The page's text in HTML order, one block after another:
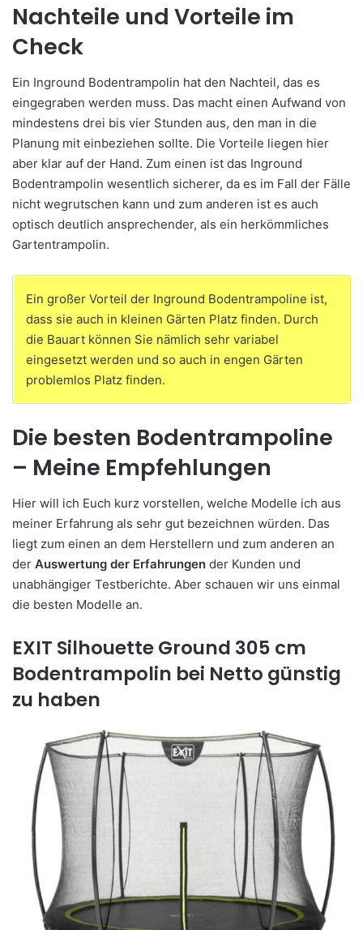
Nachteile und Vorteile im
Check
Ein Inground Bodentrampolin hat den Nachteil, das es
eingegraben werden muss. Das macht einen Aufwand von
mindestens drei bis vier Stunden aus, den man in die
Planung mit einbeziehen sollte. Die Vorteile liegen hier
aber klar auf der Hand. Zum einen ist das Inground
Bodentrampolin wesentlich sicherer, da es im Fall der Fälle
nicht wegrutschen kann und zum anderen ist es auch
optisch deutlich ansprechender, als ein herkömmliches
Gartentrampolin.
Ein großer Vorteil der Inground Bodentrampoline ist,
dass sie auch in kleinen Gärten Platz finden. Durch
die Bauart können Sie nämlich sehr variabel
eingesetzt werden und so auch in engen Gärten
problemlos Platz finden.
Die besten Bodentrampoline
– Meine Empfehlungen
Hier will ich Euch kurz vorstellen, welche Modelle ich aus
meiner Erfahrung als sehr gut bezeichnen würden. Das
liegt zum einen an dem Herstellern und zum anderen an
der Auswertung der Erfahrungen der Kunden und
unabhängiger Testberichte. Aber schauen wir uns einmal
die besten Modelle an.
EXIT Silhouette Ground 305 cm
Bodentrampolin bei Netto günstig
zu haben